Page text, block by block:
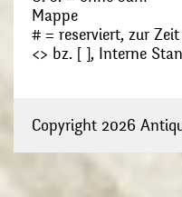
Mappe
# = reserviert, zur
<> bz. [ ], Interne
Copyright 2026